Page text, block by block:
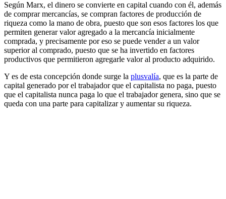
Según Marx, el dinero se convierte en capital cuando con él, además
de comprar mercancías, se compran factores de producción de
riqueza como la mano de obra, puesto que son esos factores los que
permiten generar valor agregado a la mercancía inicialmente
comprada, y precisamente por eso se puede vender a un valor
superior al comprado, puesto que se ha invertido en factores
productivos que permitieron agregarle valor al producto adquirido.
Y es de esta concepción donde surge la plusvalía, que es la parte de
capital generado por el trabajador que el capitalista no paga, puesto
que el capitalista nunca paga lo que el trabajador genera, sino que se
queda con una parte para capitalizar y aumentar su riqueza.